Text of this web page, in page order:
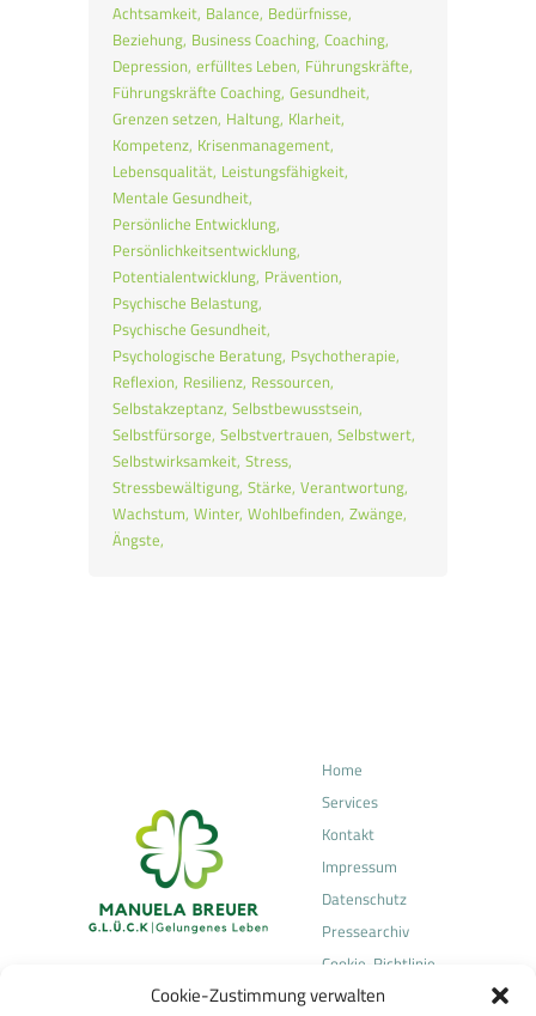
Cookie-Zustimmung verwalten
Achtsamkeit Balance Bedürfnisse
Beziehung Business Coaching Coaching
Depression erfülltes Leben Führungskräfte
Führungskräfte Coaching Gesundheit
Grenzen setzen Haltung Klarheit
Kompetenz Krisenmanagement
Lebensqualität Leistungsfähigkeit
Mentale Gesundheit
Persönliche Entwicklung
Persönlichkeitsentwicklung
Potentialentwicklung Prävention
Psychische Belastung
Psychische Gesundheit
Psychologische Beratung Psychotherapie
Reflexion Resilienz Ressourcen
Selbstakzeptanz Selbstbewusstsein
Selbstfürsorge Selbstvertrauen Selbstwert
Selbstwirksamkeit Stress
Stressbewältigung Stärke Verantwortung
Wachstum Winter Wohlbefinden Zwänge
Ängste
Home
Services
Kontakt
Impressum
Datenschutz
Pressearchiv
Cookie-Richtlinie
(EU)